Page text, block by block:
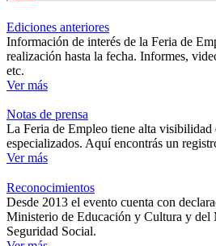
Ediciones anteriores
Información de interés de la Feria de
realización hasta la fecha. Informes,
etc.
Ver más
Notas de prensa
La Feria de Empleo tiene alta visibilidad
especializados. Aquí encontrás un
Ver más
Reconocimientos
Desde 2013 el evento cuenta con
Ministerio de Educación y Cultura y del
Seguridad Social.